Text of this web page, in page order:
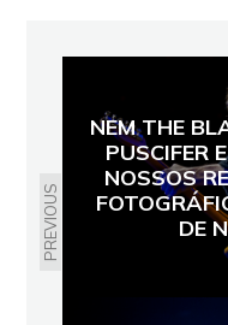
PREVIOUS
NEM THE
PUSCIFER
NOSSOS
DE